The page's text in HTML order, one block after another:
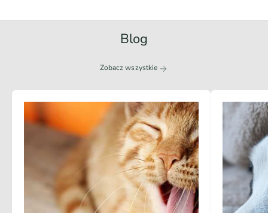
Blog
Zobacz wszystkie